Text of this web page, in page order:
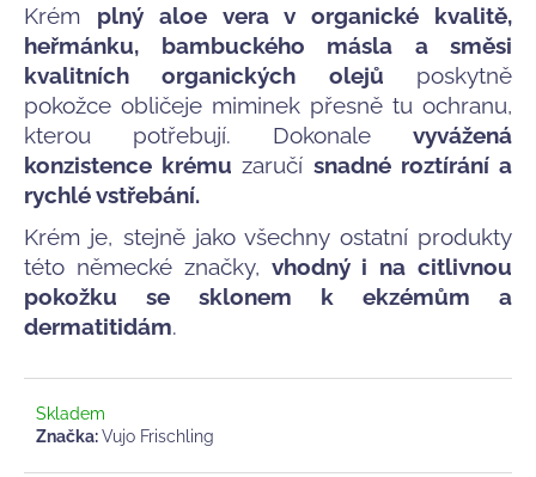
Krém plný aloe vera v organické kvalitě,
heřmánku, bambuckého másla a směsi
kvalitních organických olejů poskytně
pokožce obličeje miminek přesně tu ochranu,
kterou potřebují. Dokonale vyvážená
konzistence krému zaručí snadné roztírání a
rychlé vstřebání.
Krém je, stejně jako všechny ostatní produkty
této německé značky, vhodný i na citlivnou
pokožku se sklonem k ekzémům a
dermatitidám.
Skladem
Značka:Vujo Frischling
HLEDAT
D
o
p
o
r
u
č
u
j
e